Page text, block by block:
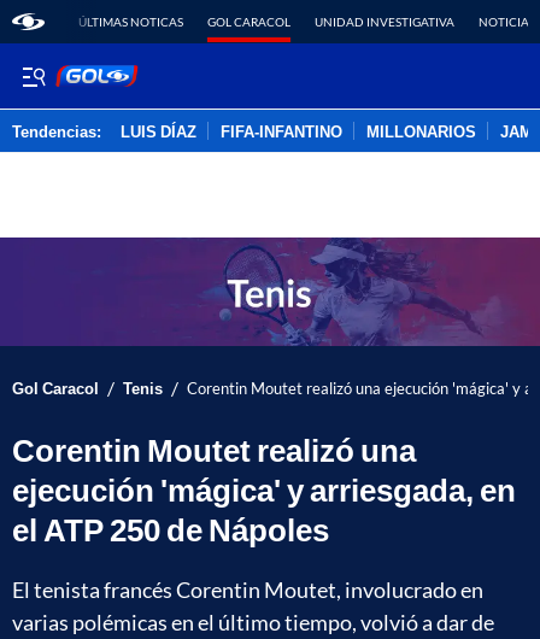
ÚLTIMAS NOTICAS GOL CARACOL UNIDAD INVESTIGATIVA NOTICIAS
Tendencias: LUIS DÍAZ FIFA-INFANTINO MILLONARIOS
Gol Caracol / Tenis / Corentin Moutet realizó una ejecución 'mágica' y
Corentin Moutet realizó una
ejecución 'mágica' y arriesgada, en
el ATP 250 de Nápoles
El tenista francés Corentin Moutet, involucrado en
varias polémicas en el último tiempo, volvió a dar de